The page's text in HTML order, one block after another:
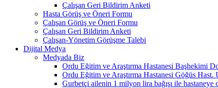
Çalışan Geri Bildirim Anketi
Hasta Görüş ve Öneri Formu
Çalışan Görüş ve Öneri Formu
Çalışan Geri Bildirim Anketi
Çalışan-Yönetim Görüşme Talebi
Dijital Medya
Medyada Biz
Ordu Eğitim ve Araştırma Hastanesi Başhekimi
Ordu Eğitim ve Araştırma Hastanesi Göğüs
Gurbetçi ailenin 1 milyon lira bağışı ile hastaneye